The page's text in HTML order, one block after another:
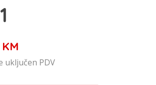
KM
uključen PDV